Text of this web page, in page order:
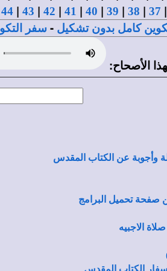
|
37
|
38
|
39
|
40
|
41
|
42
|
43
|
44
كامل بدون تشكيل - سفر
الأصحاح:
وأجوبة عن الكتاب المقدس
صفحة تحميل البرامج
الاجبيه